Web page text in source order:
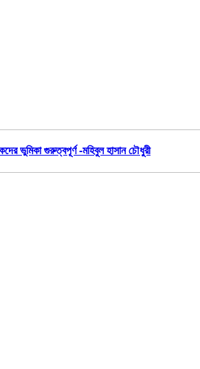
ভুমিকা গুরুত্বপূর্ণ -মহিবুল হাসান চৌধুরী